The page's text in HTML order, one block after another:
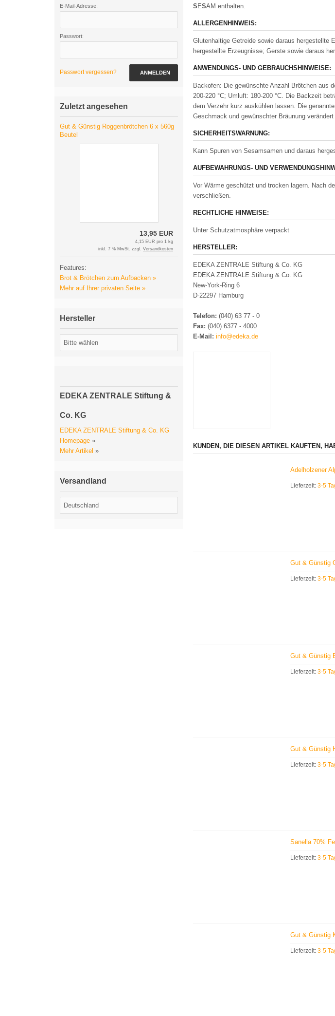
S ESAM enthalten.
ALLERGENHINWEIS:
Glutenhaltige Getreide sowie daraus hergestellte
hergestellte Erzeugnisse; Gerste sowie daraus
ANWENDUNGS- UND GEBRAUCHSHINWEISE:
Backofen: Die gewünschte Anzahl Brötchen aus
200-220 °C; Umluft: 180-200 °C. Die Backzeit
dem Verzehr kurz auskühlen lassen. Die
Geschmack und gewünschter Bräunung verändert
SICHERHEITSWARNUNG:
Kann Spuren von Sesamsamen und daraus
AUFBEWAHRUNGS- UND
Vor Wärme geschützt und trocken lagern. Nach
verschließen.
RECHTLICHE HINWEISE:
Unter Schutzatmosphäre verpackt
HERSTELLER:
EDEKA ZENTRALE Stiftung & Co. KG
EDEKA ZENTRALE Stiftung & Co. KG
New-York-Ring 6
D-22297 Hamburg
Telefon: (040) 63 77 - 0
Fax: (040) 6377 - 4000
E-Mail: info@edeka.de
KUNDEN, DIE DIESEN ARTIKEL KAUFTEN,
Adelholzener
Lieferzeit:3-5
Gut & Günstig
Lieferzeit:3-5
Gut & Günstig
Lieferzeit:3-5
Gut & Günstig
Lieferzeit:3-5
Sanella 70%
Lieferzeit:3-5
Gut & Günstig
Lieferzeit:3-5
E-Mail-Adresse:
Passwort:
Passwort vergessen? ANMELDEN
Zuletzt angesehen
Gut & Günstig Roggenbrötchen 6 x 560g
Beutel
13,95 EUR
4,15 EUR pro 1 kg
inkl. 7 % MwSt. zzgl. Versandkosten
Features:
Brot & Brötchen zum Aufbacken »
Mehr auf Ihrer privaten Seite »
Hersteller
EDEKA ZENTRALE Stiftung &
Co. KG
EDEKA ZENTRALE Stiftung & Co. KG
Homepage »
Mehr Artikel »
Versandland